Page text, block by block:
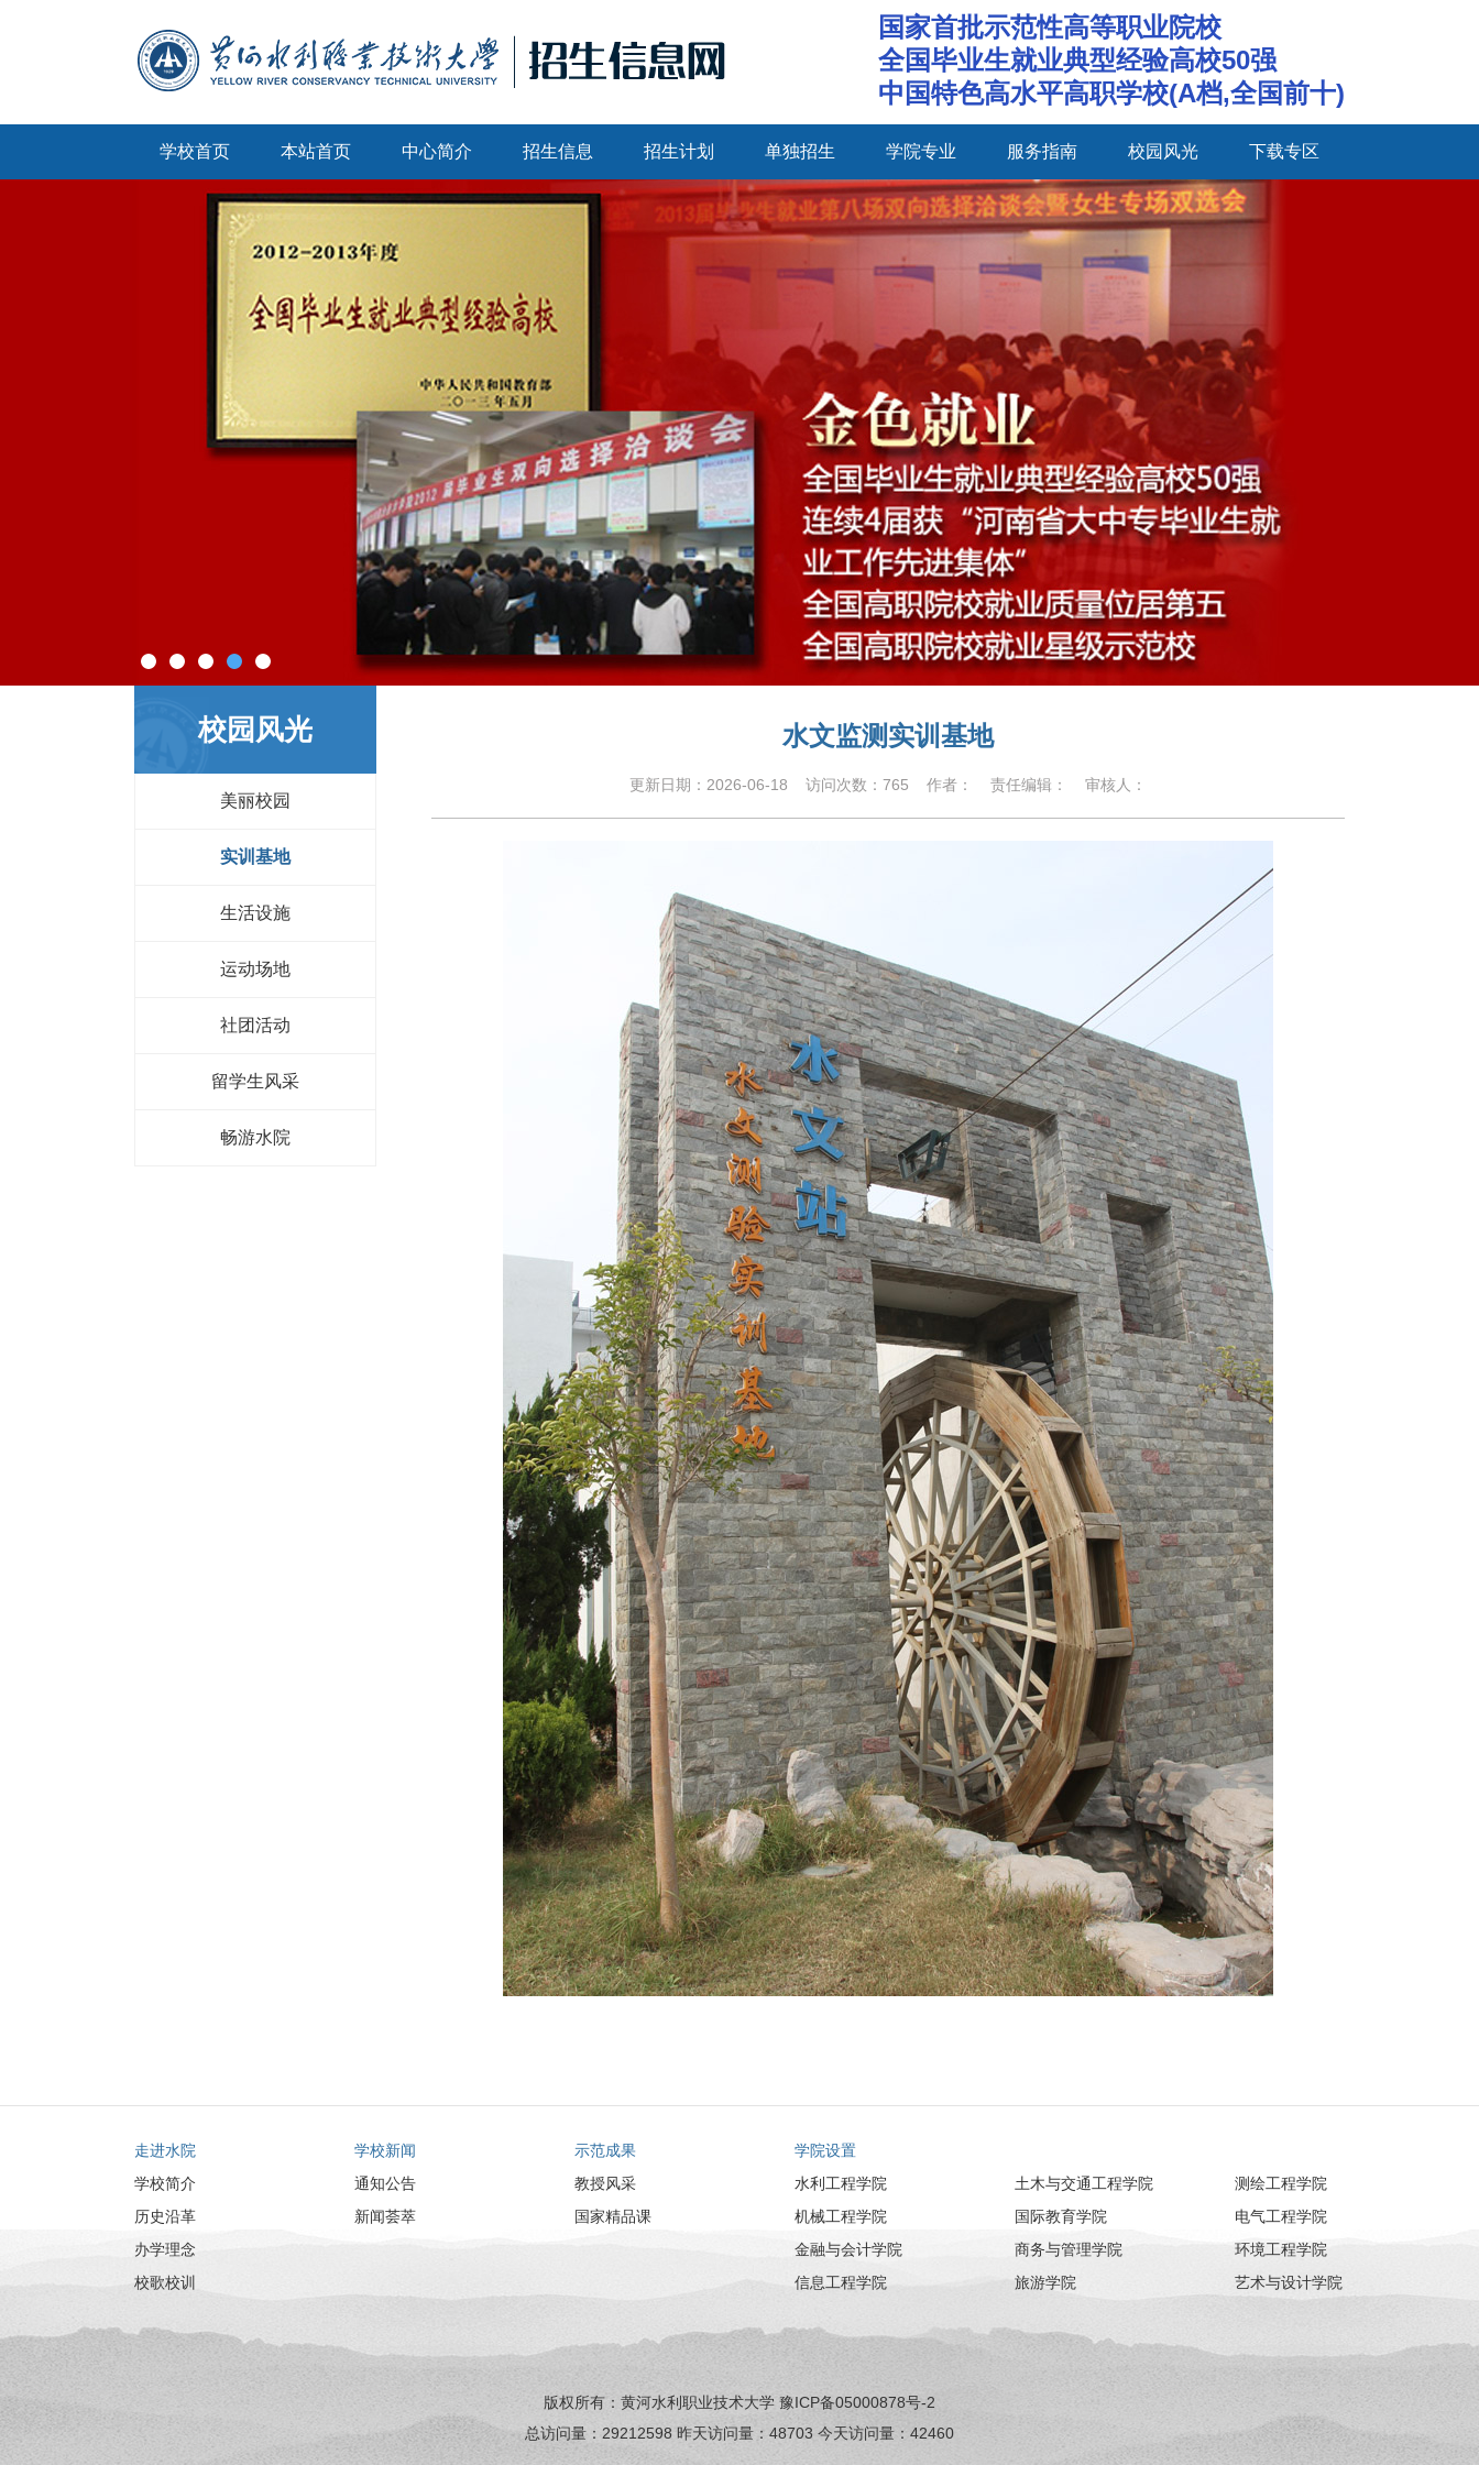
国家首批示范性高等职业院校
全国毕业生就业典型经验高校50强
中国特色高水平高职学校(A档,全国前十)
学校首页 本站首页 中心简介 招生信息 招生计划 单独招生 学院专业 服务指南 校园风光 下载专区
校园风光
美丽校园
实训基地
生活设施
运动场地
社团活动
留学生风采
畅游水院
水文监测实训基地
更新日期： 2026-06-18 访问次数： 765 作者： 责任编辑： 审核人：
走进水院
学校简介
历史沿革
办学理念
校歌校训
学校新闻
通知公告
新闻荟萃
示范成果
教授风采
国家精品课
学院设置
水利工程学院
机械工程学院
金融与会计学院
信息工程学院
土木与交通工程学院
国际教育学院
商务与管理学院
旅游学院
测绘工程学院
电气工程学院
环境工程学院
艺术与设计学院
版权所有：黄河水利职业技术大学 豫ICP备05000878号-2
总访问量： 29212598 昨天访问量： 48703 今天访问量： 42460